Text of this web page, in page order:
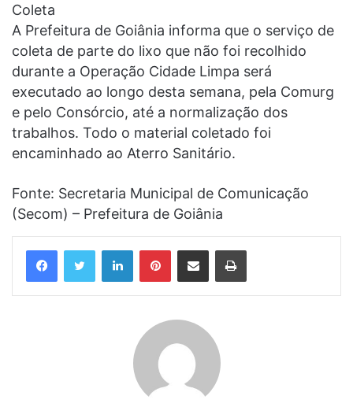
Coleta
A Prefeitura de Goiânia informa que o serviço de
coleta de parte do lixo que não foi recolhido
durante a Operação Cidade Limpa será
executado ao longo desta semana, pela Comurg
e pelo Consórcio, até a normalização dos
trabalhos. Todo o material coletado foi
encaminhado ao Aterro Sanitário.
Fonte: Secretaria Municipal de Comunicação
(Secom) – Prefeitura de Goiânia
LinkedinPinterestCompartilhar via e-mail Imprimir